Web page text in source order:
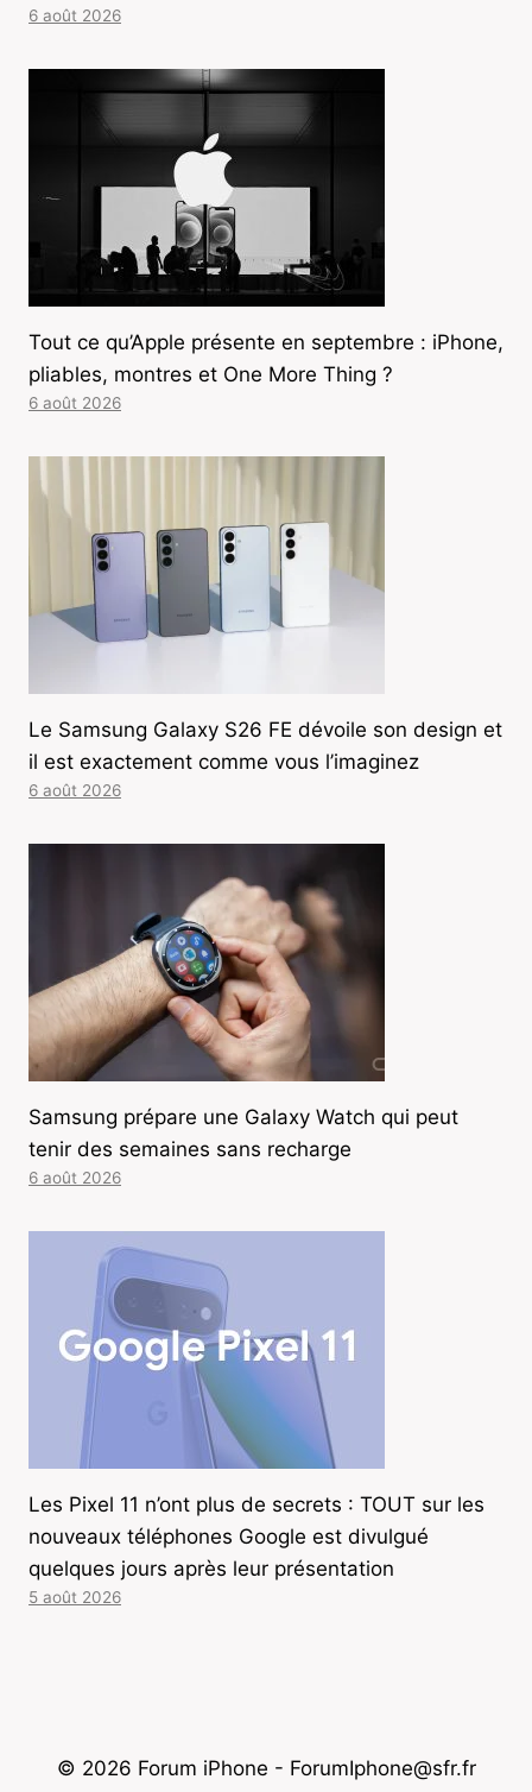
6 août 2026
Tout ce qu’Apple présente en septembre : iPhone,
pliables, montres et One More Thing ?
6 août 2026
Le Samsung Galaxy S26 FE dévoile son design et
il est exactement comme vous l’imaginez
6 août 2026
Samsung prépare une Galaxy Watch qui peut
tenir des semaines sans recharge
6 août 2026
Les Pixel 11 n’ont plus de secrets : TOUT sur les
nouveaux téléphones Google est divulgué
quelques jours après leur présentation
5 août 2026
© 2026 Forum iPhone - ForumIphone@sfr.fr